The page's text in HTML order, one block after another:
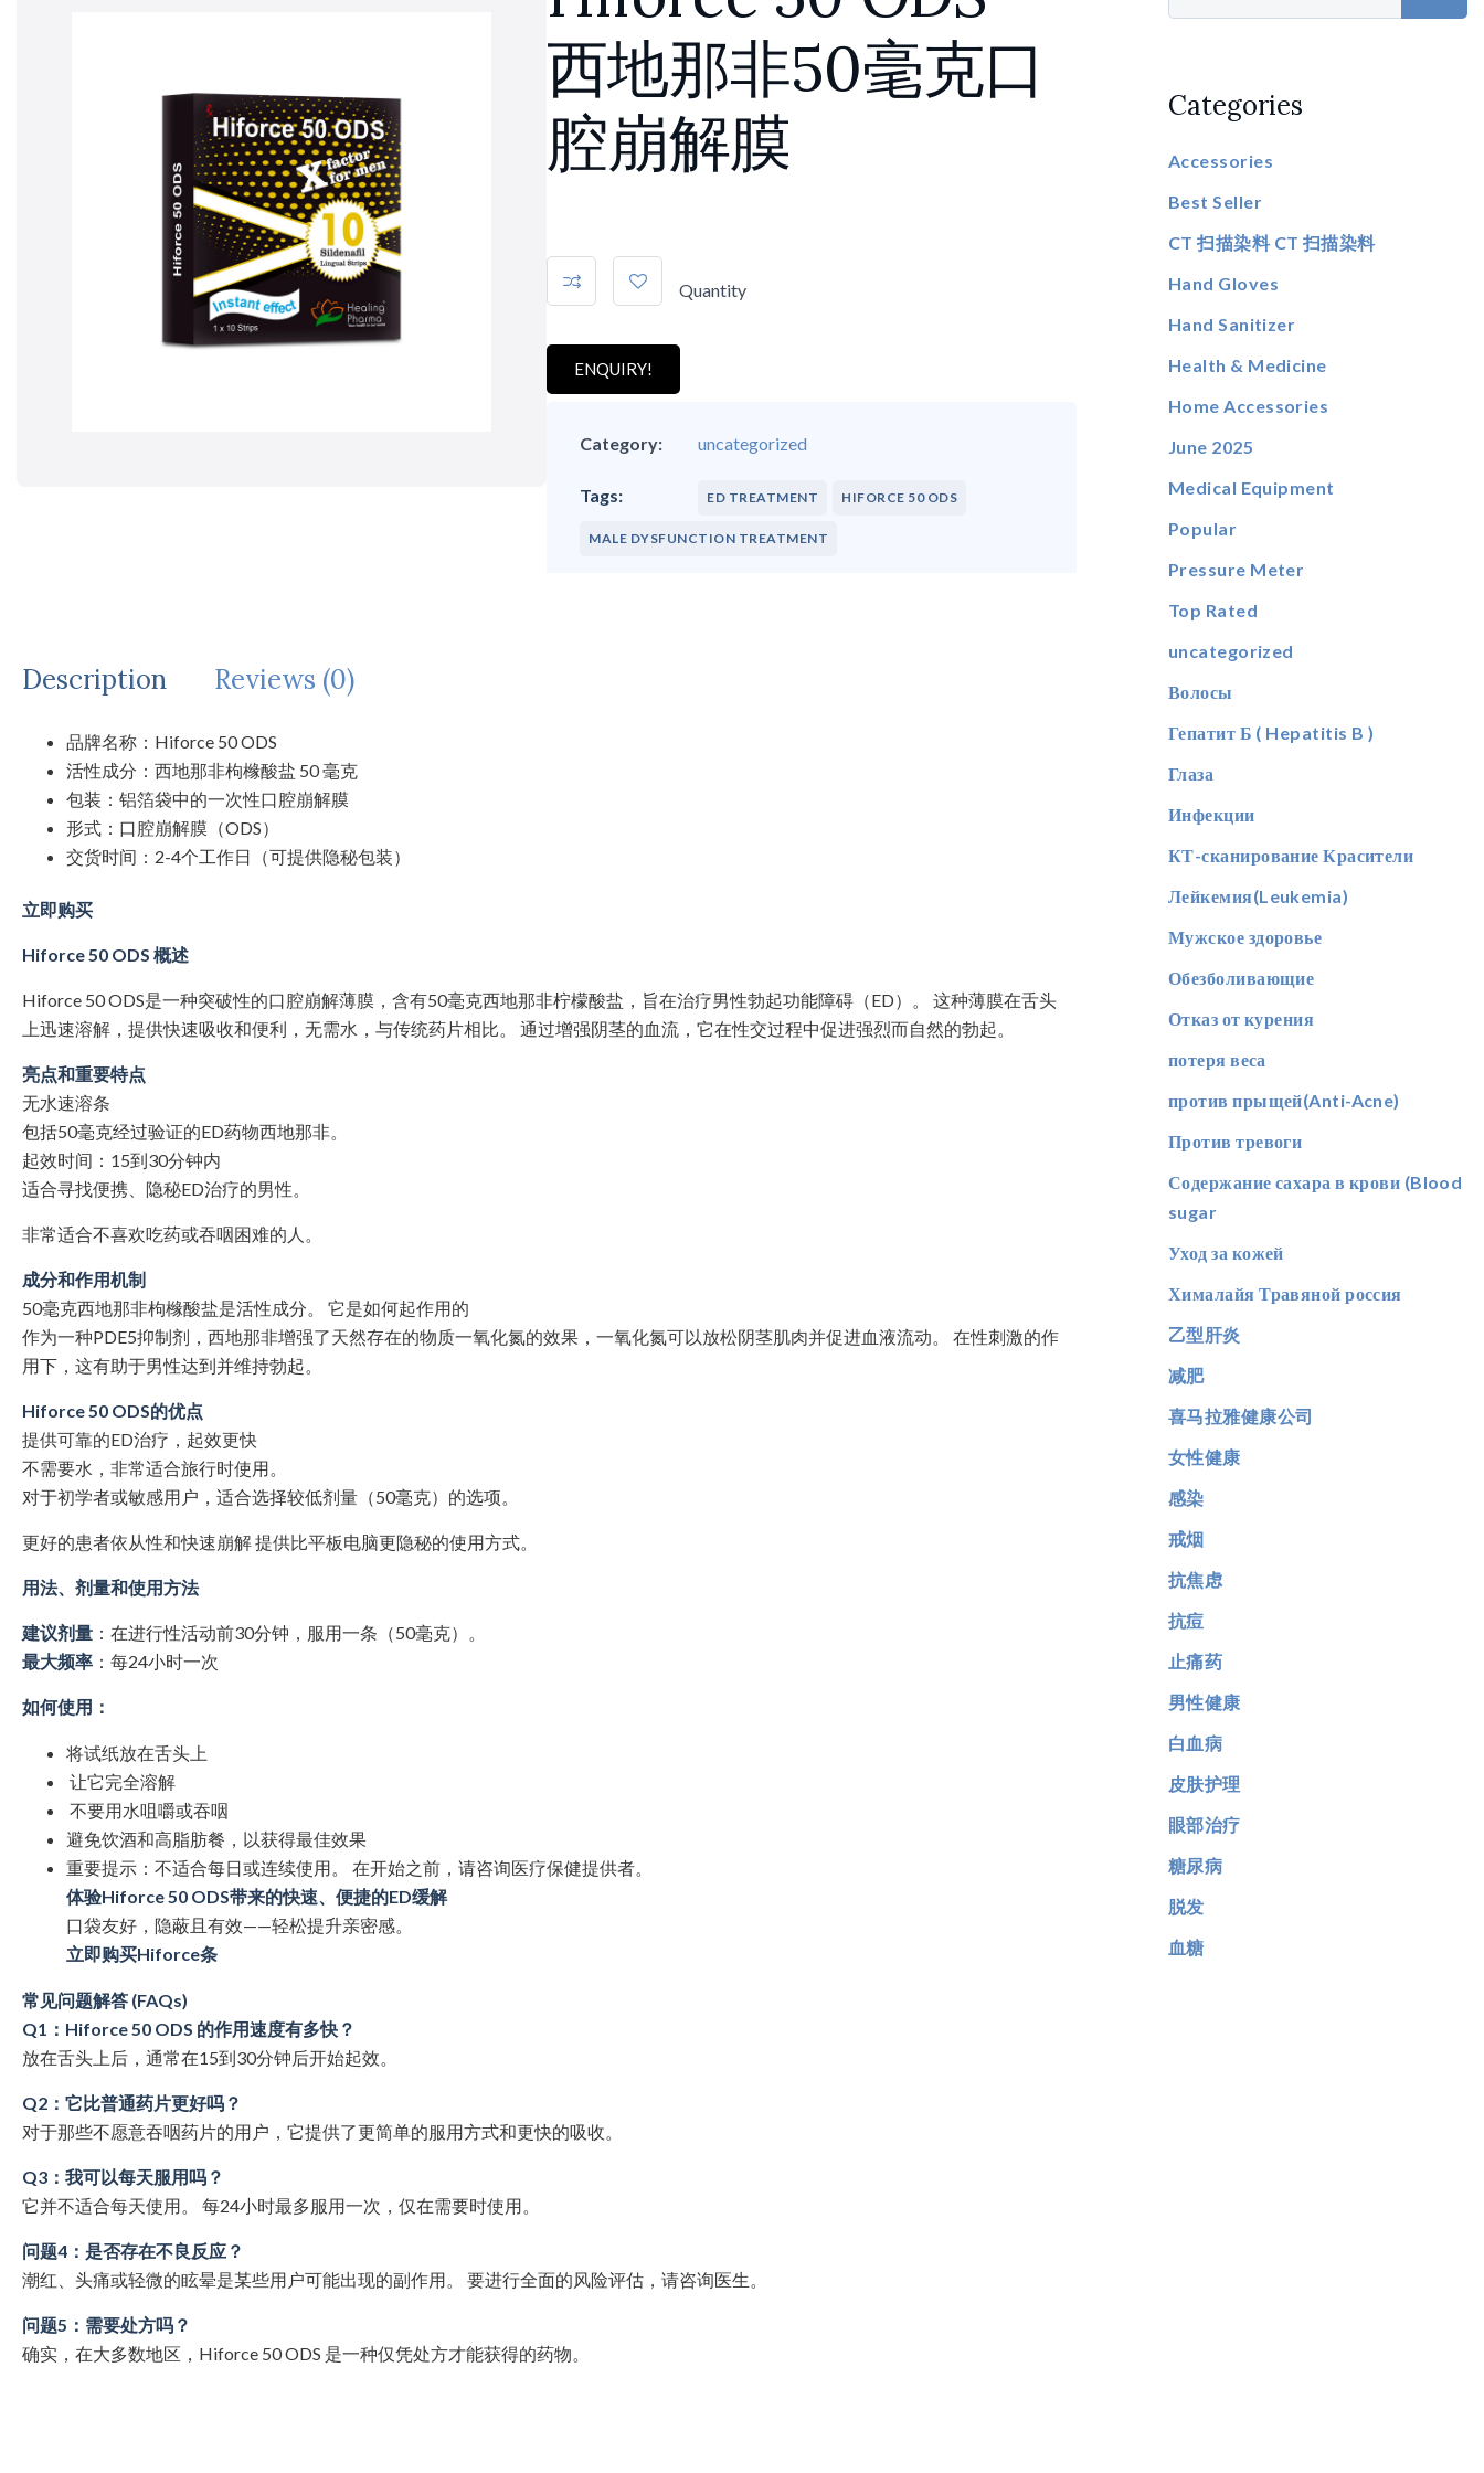
西地那非50毫克口
腔崩解膜
Quantity
ENQUIRY!
Category: uncategorized
ED TREATMENT HIFORCE 50 ODS
MALE DYSFUNCTION TREATMENT
Description Reviews (0)
品牌名称：Hiforce 50 ODS
活性成分：西地那非枸橼酸盐 50 毫克
包装：铝箔袋中的一次性口腔崩解膜
形式：口腔崩解膜（ODS）
交货时间：2-4个工作日（可提供隐秘包装）
立即购买
Hiforce 50 ODS 概述
Hiforce 50 ODS是一种突破性的口腔崩解薄膜，含有50毫克西地那非柠檬酸盐，旨在治疗男性勃起功能障碍（ED）。 这种薄膜在舌头
上迅速溶解，提供快速吸收和便利，无需水，与传统药片相比。 通过增强阴茎的血流，它在性交过程中促进强烈而自然的勃起。
亮点和重要特点
无水速溶条
包括50毫克经过验证的ED药物西地那非。
起效时间：15到30分钟内
适合寻找便携、隐秘ED治疗的男性。
非常适合不喜欢吃药或吞咽困难的人。
成分和作用机制
50毫克西地那非枸橼酸盐是活性成分。 它是如何起作用的
作为一种PDE5抑制剂，西地那非增强了天然存在的物质一氧化氮的效果，一氧化氮可以放松阴茎肌肉并促进血液流动。 在性刺激的作
用下，这有助于男性达到并维持勃起。
Hiforce 50 ODS的优点
提供可靠的ED治疗，起效更快
不需要水，非常适合旅行时使用。
对于初学者或敏感用户，适合选择较低剂量（50毫克）的选项。
更好的患者依从性和快速崩解 提供比平板电脑更隐秘的使用方式。
用法、剂量和使用方法
建议剂量 ：在进行性活动前30分钟，服用一条（50毫克）。
最大频率 ：每24小时一次
如何使用：
将试纸放在舌头上
让它完全溶解
不要用水咀嚼或吞咽
避免饮酒和高脂肪餐，以获得最佳效果
重要提示：不适合每日或连续使用。 在开始之前，请咨询医疗保健提供者。
体验Hiforce 50 ODS带来的快速、便捷的ED缓解
口袋友好，隐蔽且有效——轻松提升亲密感。
立即购买Hiforce条
常见问题解答 (FAQs)
Q1：Hiforce 50 ODS 的作用速度有多快？
放在舌头上后，通常在15到30分钟后开始起效。
Q2：它比普通药片更好吗？
对于那些不愿意吞咽药片的用户，它提供了更简单的服用方式和更快的吸收。
Q3：我可以每天服用吗？
它并不适合每天使用。 每24小时最多服用一次，仅在需要时使用。
问题4：是否存在不良反应？
潮红、头痛或轻微的眩晕是某些用户可能出现的副作用。 要进行全面的风险评估，请咨询医生。
问题5：需要处方吗？
确实，在大多数地区，Hiforce 50 ODS 是一种仅凭处方才能获得的药物。
Categories
Accessories
Best Seller
CT 扫描染料 CT 扫描染料
Hand Gloves
Hand Sanitizer
Health & Medicine
Home Accessories
June 2025
Medical Equipment
Popular
Pressure Meter
Top Rated
uncategorized
Волосы
Гепатит Б ( Hepatitis B )
Глаза
Инфекции
КТ-сканирование Красители
Лейкемия(Leukemia)
Мужское здоровье
Обезболивающие
Отказ от курения
потеря веса
против прыщей(Anti-Acne)
Против тревоги
Содержание сахара в крови (Blood
sugar
Уход за кожей
Хималайя Травяной россия
乙型肝炎
减肥
喜马拉雅健康公司
女性健康
感染
戒烟
抗焦虑
抗痘
止痛药
男性健康
白血病
皮肤护理
眼部治疗
糖尿病
脱发
血糖